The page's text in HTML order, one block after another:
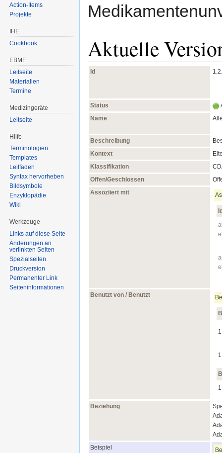
Aktuelle
Id
Status
Name
Beschreibung
Kontext
Klassifikation
Offen/Geschlossen
Assoziiert mit
Benutzt von / Benutzt
Beziehung
Beispiel
Action-Items
Projekte
IHE
Cookbook
EBMF
Leitseite
Materialien
Termine
Medizingeräte
Leitseite
Hilfe
Terminologien
Templates
Leitfäden
Syntax hervorheben
Bildsymbole
Enzyklopädie
Wiki
Werkzeuge
Links auf diese Seite
Änderungen an
verlinkten Seiten
Spezialseiten
Druckversion
Permanenter Link
Seiten­informationen